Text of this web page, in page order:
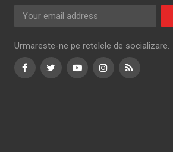
Urmareste-ne pe retelele de socializare.
FacebookTwitterYoutubeInstagram
RSS